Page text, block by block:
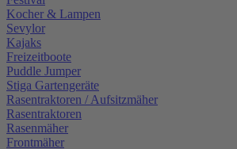
Kocher & Lampen
Sevylor
Kajaks
Freizeitboote
Puddle Jumper
Stiga Gartengeräte
Rasentraktoren / Aufsitzmäher
Rasentraktoren
Rasenmäher
Frontmäher